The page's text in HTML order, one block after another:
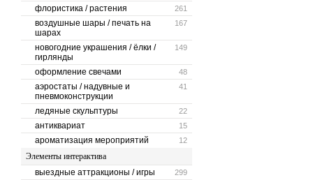
261
флористика / растения
167
воздушные шары / печать на
шарах
149
новогодние украшения / ёлки /
гирлянды
48
оформление свечами
41
аэростаты / надувные и
пневмоконструкции
22
ледяные скульптуры
15
антиквариат
12
ароматизация мероприятий
Элементы интерактива
299
выездные аттракционы / игры